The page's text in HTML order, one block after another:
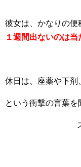
彼女は、かなりの便
１週間出ないのは当
休日は、座薬や下剤
という衝撃の言葉を